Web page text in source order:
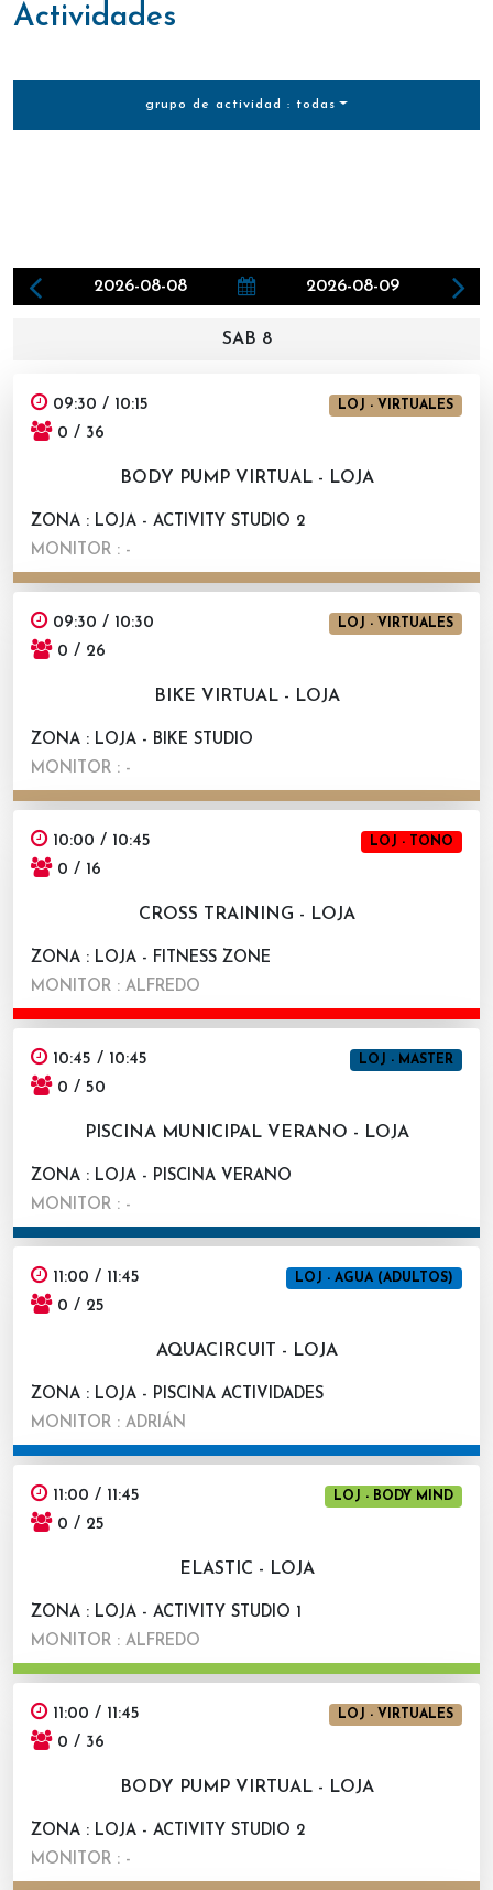
actividades
grupo de actividad : todas
2026-08-08 2026-08-09
SAB 8
09:30 / 10:15 LOJ - VIRTUALES
0 / 36
BODY PUMP VIRTUAL - LOJA
ZONA : LOJA - ACTIVITY STUDIO 2
MONITOR : -
09:30 / 10:30 LOJ - VIRTUALES
0 / 26
BIKE VIRTUAL - LOJA
ZONA : LOJA - BIKE STUDIO
MONITOR : -
10:00 / 10:45 LOJ - TONO
0 / 16
CROSS TRAINING - LOJA
ZONA : LOJA - FITNESS ZONE
MONITOR : ALFREDO
10:45 / 10:45 LOJ - MASTER
0 / 50
PISCINA MUNICIPAL VERANO - LOJA
ZONA : LOJA - PISCINA VERANO
MONITOR : -
11:00 / 11:45 LOJ - AGUA (ADULTOS)
0 / 25
AQUACIRCUIT - LOJA
ZONA : LOJA - PISCINA ACTIVIDADES
MONITOR : ADRIÁN
11:00 / 11:45 LOJ - BODY MIND
0 / 25
ELASTIC - LOJA
ZONA : LOJA - ACTIVITY STUDIO 1
MONITOR : ALFREDO
11:00 / 11:45 LOJ - VIRTUALES
0 / 36
BODY PUMP VIRTUAL - LOJA
ZONA : LOJA - ACTIVITY STUDIO 2
MONITOR : -